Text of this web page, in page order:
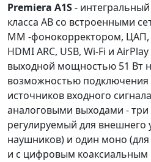
Premiera A1S-
класса AB со встроенными
ММ -фонокорректором, ЦАП,
HDMI ARC, USB, Wi-Fi и
выходной мощностью 51 Вт
возможностью подключения
источников входного
аналоговыми выходами - три
регулируемый для внешнего
наушников) и один моно (для
и с цифровым коаксиальным